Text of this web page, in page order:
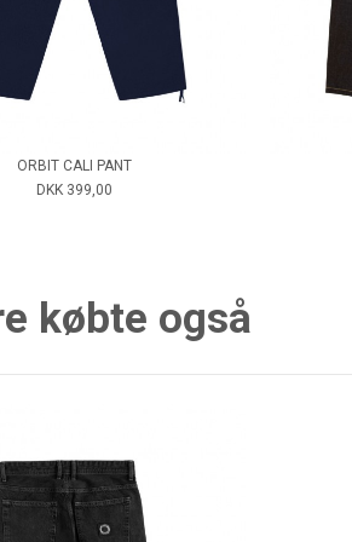
ORBIT CALI PANT
DKK 399,00
købte også